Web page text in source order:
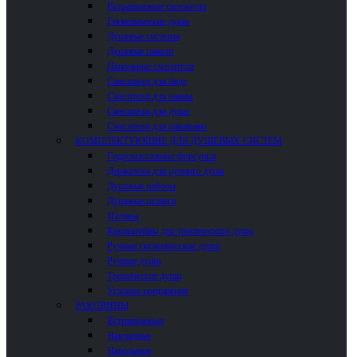
Встраиваемые смесители
Гигиенические души
Душевые системы
Душевые панели
Напольные смесители
Смесители для биде
Смесители для ванны
Смесители для душа
Смесители для раковины
КОМПЛЕКТУЮЩИЕ ДЛЯ ДУШЕВЫХ СИСТЕМ
Гидромассажные форсунки
Держатели для ручного душа
Душевые наборы
Душевые шланги
Изливы
Кронштейны для тропического душа
Ручные гигиенические души
Ручные души
Тропические души
Угловые соединения
РАКОВИНЫ
Встраиваемые
Накладные
Напольные